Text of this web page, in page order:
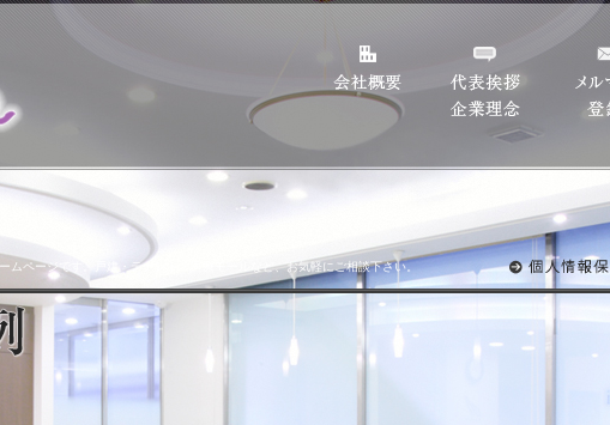
ページです。戸建・テナント・医療モールなど、お気軽にご相談下さい。